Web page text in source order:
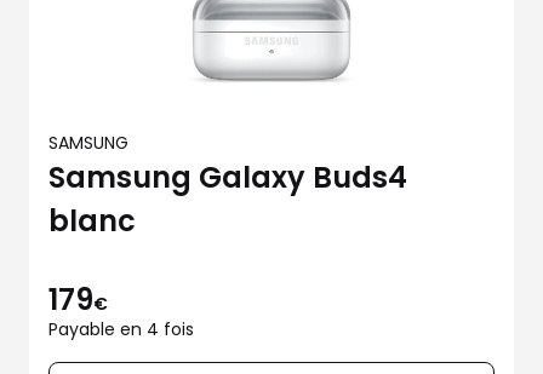
SAMSUNG
Samsung Galaxy Buds4
blanc
179€
Payable en 4 fois